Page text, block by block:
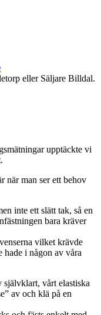
eller Säljare Billdal.
upptäckte vi
när man ser ett behov
inte ett slätt tak, så en
bara kräver
vilket krävde
hade i någon av våra
vårt elastiska
av och klä på en